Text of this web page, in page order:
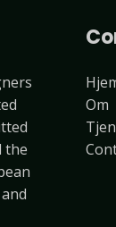
the
Om